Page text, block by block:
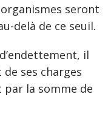
seront
delà de ce seuil.
il
ses charges
la somme de